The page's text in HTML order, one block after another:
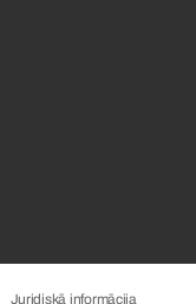
Juridiskā informācija